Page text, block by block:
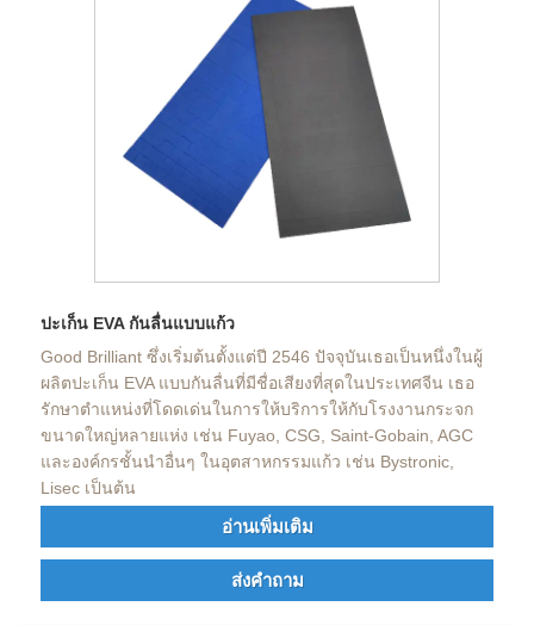
ปะเก็น EVA กันลื่นแบบแก้ว
Good Brilliant ซึ่งเริ่มต้นตั้งแต่ปี 2546 ปัจจุบันเธอเป็นหนึ่งในผู้
ผลิตปะเก็น EVA แบบกันลื่นที่มีชื่อเสียงที่สุดในประเทศจีน เธอ
รักษาตำแหน่งที่โดดเด่นในการให้บริการให้กับโรงงานกระจก
ขนาดใหญ่หลายแห่ง เช่น Fuyao, CSG, Saint-Gobain, AGC
และองค์กรชั้นนำอื่นๆ ในอุตสาหกรรมแก้ว เช่น Bystronic,
Lisec เป็นต้น
อ่านเพิ่มเติม
ส่งคำถาม